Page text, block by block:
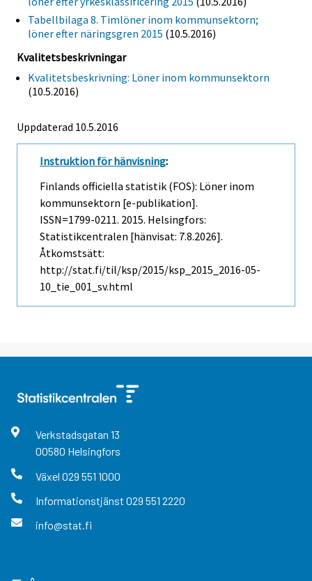
Tabellbilaga 8. Timlöner inom kommunsektorn;
löner efter näringsgren 2015 (10.5.2016)
Kvalitetsbeskrivningar
Kvalitetsbeskrivning: Löner inom kommunsektorn
(10.5.2016)
Uppdaterad 10.5.2016
Instruktion för hänvisning:
Finlands officiella statistik (FOS): Löner inom
kommunsektorn [e-publikation].
ISSN=1799-0211. 2015. Helsingfors:
Statistikcentralen [hänvisat: 7.8.2026].
Åtkomstsätt:
http://stat.fi/til/ksp/2015/ksp_2015_2016-05-
10_tie_001_sv.html
Verkstadsgatan 13
00580 Helsingfors
Växel 029 551 1000
Informationstjänst 029 551 2220
info@stat.fi